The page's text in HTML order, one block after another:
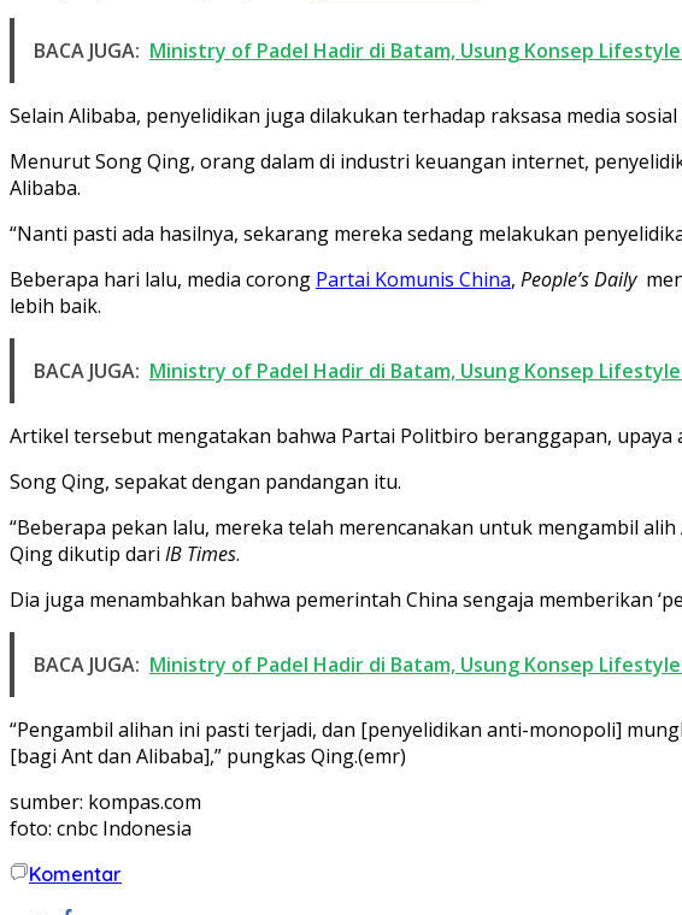
BACA JUGA: Ministry of Padel Hadir di Batam, Usung Konsep
Selain Alibaba, penyelidikan juga dilakukan terhadap raksasa media
Menurut Song Qing, orang dalam di industri keuangan internet,
Alibaba.
“Nanti pasti ada hasilnya, sekarang mereka sedang melakukan
Beberapa hari lalu, media corong Partai Komunis China, People’s Daily
lebih baik.
BACA JUGA: Ministry of Padel Hadir di Batam, Usung Konsep
Artikel tersebut mengatakan bahwa Partai Politbiro beranggapan,
Song Qing, sepakat dengan pandangan itu.
“Beberapa pekan lalu, mereka telah merencanakan untuk mengambil
Qing dikutip dari IB Times.
Dia juga menambahkan bahwa pemerintah China sengaja memberikan
BACA JUGA: Ministry of Padel Hadir di Batam, Usung Konsep
“Pengambil alihan ini pasti terjadi, dan [penyelidikan anti-monopoli]
[bagi Ant dan Alibaba],” pungkas Qing.(emr)
sumber: kompas.com
foto: cnbc Indonesia
Komentar